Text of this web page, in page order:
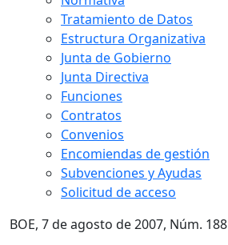
Tratamiento de Datos
Estructura Organizativa
Junta de Gobierno
Junta Directiva
Funciones
Contratos
Convenios
Encomiendas de gestión
Subvenciones y Ayudas
Solicitud de acceso
BOE, 7 de agosto de 2007, Núm. 188